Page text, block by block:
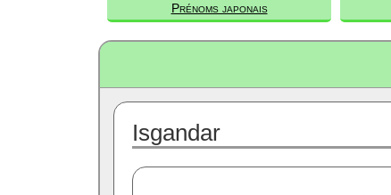
Prénoms japonais
Isgandar